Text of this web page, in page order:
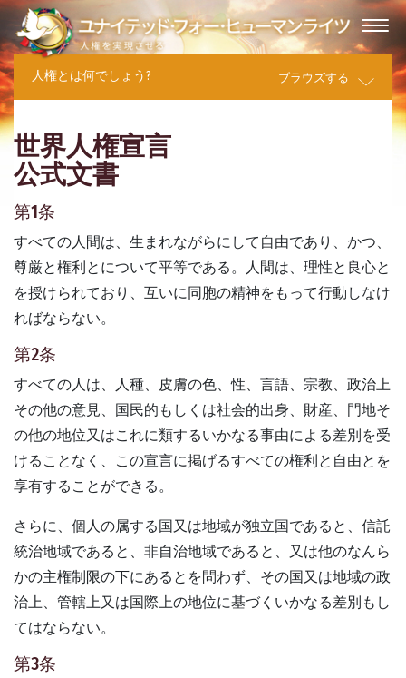
人権とは何でしょう? ブラウズする
世界人権宣言
公式文書
第1条
すべての人間は、生まれながらにして自由であり、かつ、
尊厳と権利とについて平等である。人間は、理性と良心と
を授けられており、互いに同胞の精神をもって行動しなけ
ればならない。
第2条
すべての人は、人種、皮膚の色、性、言語、宗教、政治上
その他の意見、国民的もしくは社会的出身、財産、門地そ
の他の地位又はこれに類するいかなる事由による差別を受
けることなく、この宣言に掲げるすべての権利と自由とを
享有することができる。
さらに、個人の属する国又は地域が独立国であると、信託
統治地域であると、非自治地域であると、又は他のなんら
かの主権制限の下にあるとを問わず、その国又は地域の政
治上、管轄上又は国際上の地位に基づくいかなる差別もし
てはならない。
第3条